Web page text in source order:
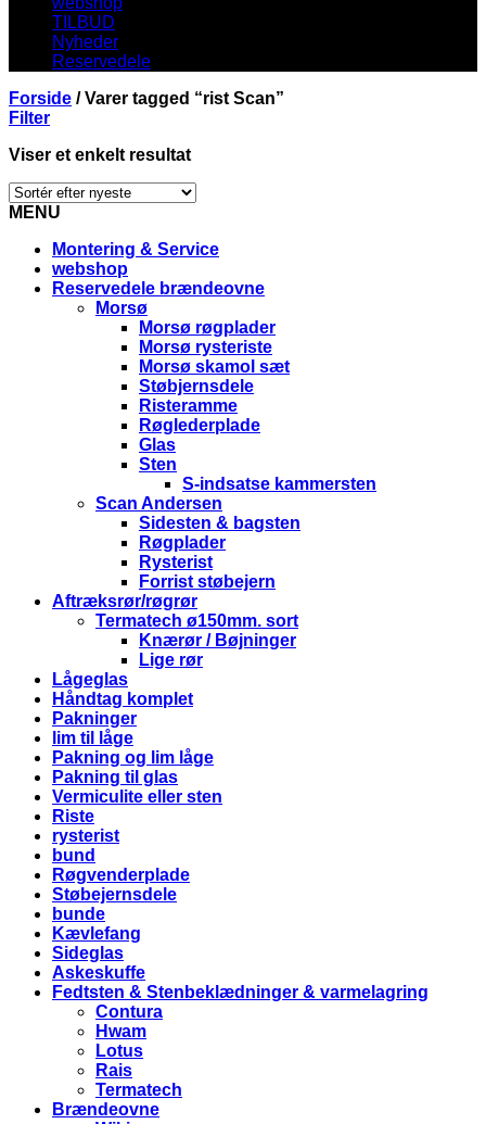
TILBUD
Nyheder
Reservedele
Forside /Varer tagged “rist Scan”
Filter
Viser et enkelt resultat
MENU
Montering & Service
webshop
Reservedele brændeovne
Morsø
Morsø røgplader
Morsø rysteriste
Morsø skamol sæt
Støbjernsdele
Risteramme
Røglederplade
Glas
Sten
S-indsatse kammersten
Scan Andersen
Sidesten & bagsten
Røgplader
Rysterist
Forrist støbejern
Aftræksrør/røgrør
Termatech ø150mm. sort
Knærør / Bøjninger
Lige rør
Lågeglas
Håndtag komplet
Pakninger
lim til låge
Pakning og lim låge
Pakning til glas
Vermiculite eller sten
Riste
rysterist
bund
Røgvenderplade
Støbejernsdele
bunde
Kævlefang
Sideglas
Askeskuffe
Fedtsten & Stenbeklædninger & varmelagring
Contura
Hwam
Lotus
Rais
Termatech
Brændeovne